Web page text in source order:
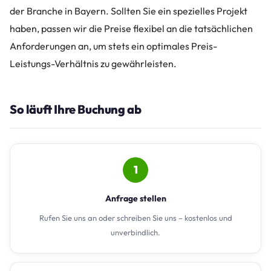
der Branche in Bayern. Sollten Sie ein spezielles Projekt
haben, passen wir die Preise flexibel an die tatsächlichen
Anforderungen an, um stets ein optimales Preis-
Leistungs-Verhältnis zu gewährleisten.
So läuft Ihre Buchung ab
1
Anfrage stellen
Rufen Sie uns an oder schreiben Sie uns – kostenlos und
unverbindlich.